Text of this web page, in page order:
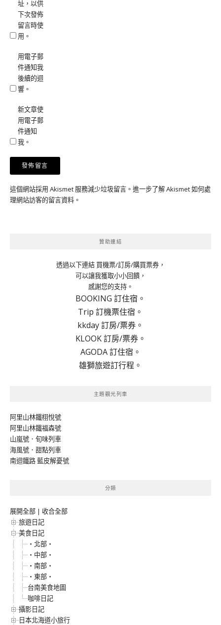
址，以供
下次發佈
留言時使
用。
用電子郵
件通知我
後續的迴
響。
新文章使
用電子郵
件通知
我。
這個網站採用 Akismet 服務減少垃圾留言。 進一步了解 Akismet 如何處
理網站訪客的留言資料 。
贊助連結
透過以下連結 買機票/訂房/購買票券，
可以讓我獲取小小回饋，
感謝您的支持。
BOOKING 訂住宿。
Trip 訂機票住宿。
kkday 訂房/票券。
KLOOK 訂房/票券。
AGODA 訂住宿。
雄獅旅遊訂行程。
主題觀光列車
阿里山林鐵栩悅號
阿里山林鐵福森號
山嵐號．旬味列車
海風號．甜點列車
南迴鐵路 藍皮解憂號
分類
展開全部 | 收合全部
旅遊日記
美食日記
‧北部‧
‧中部‧
‧南部‧
‧東部‧
台南美食地圖
咖啡日記
攝影日記
日本北海道小旅行